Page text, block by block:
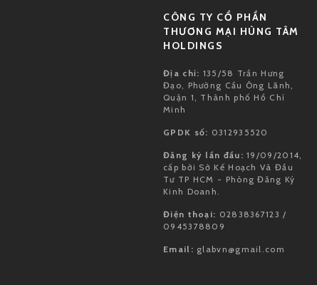
CÔNG TY CỔ PHẦN
THƯƠNG MẠI HÙNG TÂM
HOLDINGS
Địa chỉ: 135/58 Trần Hưng
Đạo, Phường Cầu Ông Lãnh,
Quận 1, Thành phố Hồ Chí
Minh
GPDK số: 0312935520
Đăng ký lần đầu: 19/09/2014,
cấp bởi Sở Kế Hoạch Và Đầu
Tư TP HCM - Phòng Đăng Ký
Kinh Doanh.
Điện thoại: 02838367123 /
0945378809
Email: glabvn@gmail.com